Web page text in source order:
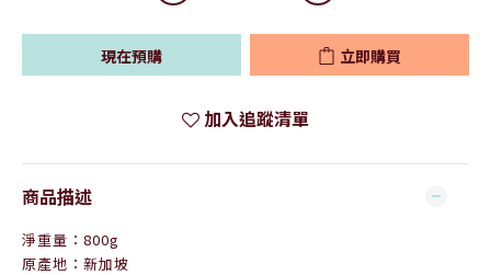
現在預購 立即購買
加入追蹤清單
商品描述
淨重量：800g
原產地：新加坡